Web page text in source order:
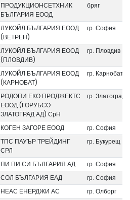
ПРОДУКЦИОНСЕТХНИК
БЪЛГАРИЯ ЕООД
бряг
ЛУКОЙЛ БЪЛГАРИЯ ЕООД
(ВЕТРЕН)
гр. София
ЛУКОЙЛ БЪЛГАРИЯ ЕООД
(ПЛОВДИВ)
гр. Пловдив
ЛУКОЙЛ БЪЛГАРИЯ ЕООД
(КАРНОБАТ)
гр. Карнобат
РОДОПИ ЕКО ПРОДЖЕКТС
ЕООД (ГОРУБСО
ЗЛАТОГРАД АД) СрН
гр. Златоград
КОГЕН ЗАГОРЕ ЕООД
гр. София
ТПС ПАУЪР ТРЕЙДИНГ
СРЛ
гр. Букурещ
ПИ ПИ СИ БЪЛГАРИЯ АД
гр. София
СОЛ БЪЛГАРИЯ ЕАД
гр. София
НЕАС ЕНЕРДЖИ АС
гр. Олборг